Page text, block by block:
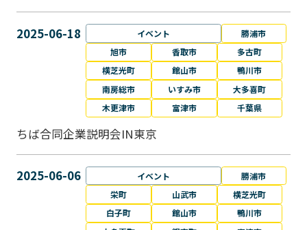
2025-06-18 イベント
勝浦市
旭市
香取市
多古町
横芝光町
館山市
鴨川市
南房総市
いすみ市
大多喜町
木更津市
富津市 千葉県
ちば合同企業説明会IN東京
2025-06-06 イベント
勝浦市
栄町
山武市
横芝光町
白子町
館山市
鴨川市